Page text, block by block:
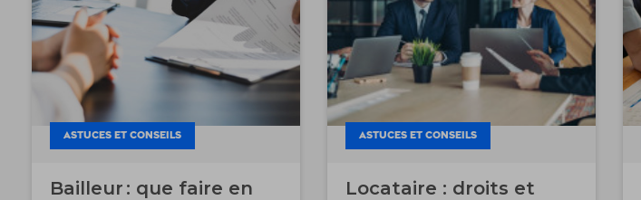
ASTUCES ET CONSEILS
Bailleur : que faire en
ASTUCES ET CONSEILS
Locataire : droits et